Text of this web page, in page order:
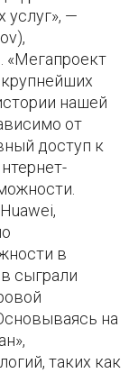
услуг», —
«Мегапроект
нашей
от
доступ к
в
сыграли
на
таких как